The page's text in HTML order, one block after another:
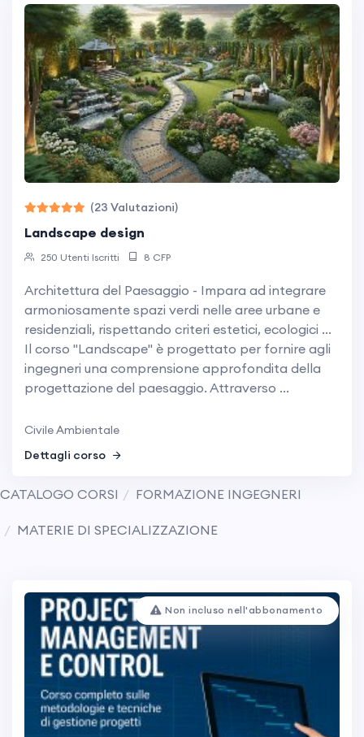
(23 Valutazioni)
landscape design
250 Utenti Iscritti 8 CFP
Architettura del Paesaggio - Impara ad integrare
armoniosamente spazi verdi nelle aree urbane e
residenziali, rispettando criteri estetici, ecologici ...
Il corso "Landscape" è progettato per fornire agli
ingegneri una comprensione approfondita della
progettazione del paesaggio. Attraverso ...
Civile Ambientale
Dettagli corso
CATALOGO CORSI FORMAZIONE INGEGNERI
MATERIE DI SPECIALIZZAZIONE
Non incluso nell'abbonamento